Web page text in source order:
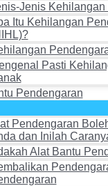
Jenis Kehilangan
Itu Kehilangan
Pasti
Pendengaran
Pendengaran
dan Inilah
Alat Bantu